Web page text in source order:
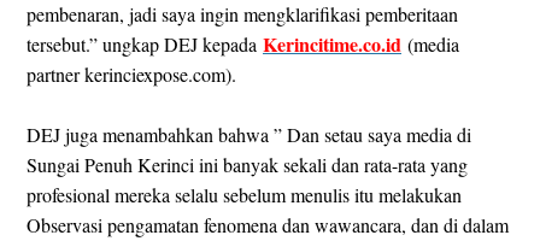
pembenaran, jadi saya ingin mengklarifikasi pemberitaan
tersebut.” ungkap DEJ kepada Kerincitime.co.id (media
partner kerinciexpose.com).
DEJ juga menambahkan bahwa ” Dan setau saya media di
Sungai Penuh Kerinci ini banyak sekali dan rata-rata yang
profesional mereka selalu sebelum menulis itu melakukan
Observasi pengamatan fenomena dan wawancara, dan di dalam